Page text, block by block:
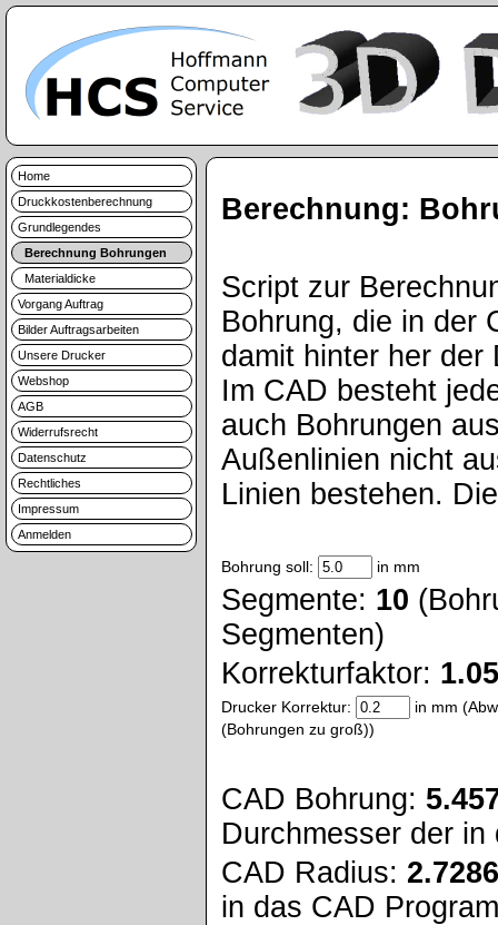
Home
Druckkostenberechnung
Grundlegendes
Berechnung Bohrungen
Materialdicke
Vorgang Auftrag
Bilder Auftragsarbeiten
Unsere Drucker
Webshop
AGB
Widerrufsrecht
Datenschutz
Rechtliches
Impressum
Anmelden
Berechnung:
Script zur
Bohrung, die in der
damit hinter her der
Im CAD besteht
auch Bohrungen
Außenlinien nicht
Linien bestehen.
Bohrung soll: in mm
Segmente: 10
Segmenten)
Korrekturfaktor:
Drucker Korrektur:
in mm
(Bohrungen zu groß))
CAD Bohrung:
Durchmesser der
CAD Radius:
in das CAD